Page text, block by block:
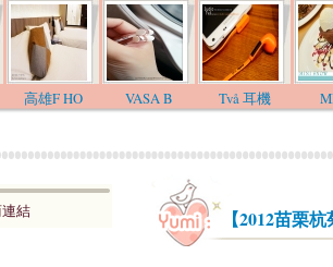
高雄F HO VASA B Två 耳機
結 【2012苗栗